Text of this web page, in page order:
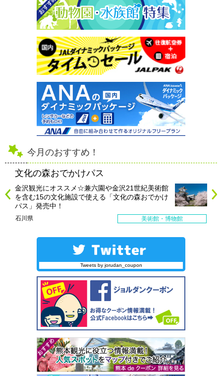
今月のおすすめ！
文化の森おでかけパス
金沢観光にオススメ☆兼六園や金沢21世紀美術館
を含む15の文化施設で使える「文化の森おでかけ
パス」発売中！
石川県 美術館・博物館
Tweets by jorudan_coupon